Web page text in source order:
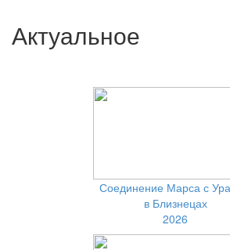
Актуальное
Соединение Марса с
в Близнецах
2026